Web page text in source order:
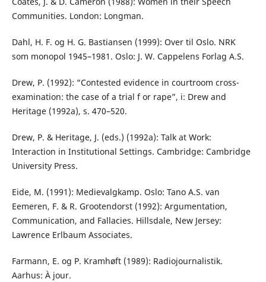
Communities. London: Longman.
Dahl, H. F. og H. G. Bastiansen (1999): Over til Oslo. NRK
som monopol 1945–1981. Oslo: J. W. Cappelens Forlag A.S.
Drew, P. (1992): “Contested evidence in courtroom cross-
examination: the case of a trial f or rape”, i: Drew and
Heritage (1992a), s. 470–520.
Drew, P. & Heritage, J. (eds.) (1992a): Talk at Work:
Interaction in Institutional Settings. Cambridge: Cambridge
University Press.
Eide, M. (1991): Medievalgkamp. Oslo: Tano A.S. van
Eemeren, F. & R. Grootendorst (1992): Argumentation,
Communication, and Fallacies. Hillsdale, New Jersey:
Lawrence Erlbaum Associates.
Farmann, E. og P. Kramhøft (1989): Radiojournalistik.
Aarhus: À jour.